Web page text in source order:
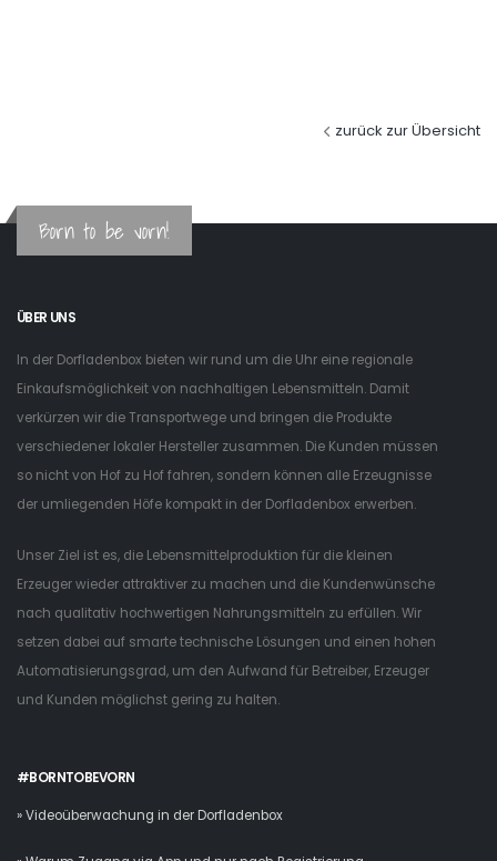
zurück zur Übersicht
Born to be vorn!
ÜBER UNS
In der Dorfladenbox bieten wir rund um die Uhr eine regionale
Einkaufsmöglichkeit von nachhaltigen Lebensmitteln. Damit
verkürzen wir die Transportwege und bringen die Produkte
verschiedener lokaler Hersteller zusammen. Die Kunden müssen
so nicht von Hof zu Hof fahren, sondern können alle Erzeugnisse
der umliegenden Höfe kompakt in der Dorfladenbox erwerben.
Unser Ziel ist es, die Lebensmittelproduktion für die kleinen
Erzeuger wieder attraktiver zu machen und die Kundenwünsche
nach qualitativ hochwertigen Nahrungsmitteln zu erfüllen. Wir
setzen dabei auf smarte technische Lösungen und einen hohen
Automatisierungsgrad, um den Aufwand für Betreiber, Erzeuger
und Kunden möglichst gering zu halten.
#BORNTOBEVORN
» Videoüberwachung in der Dorfladenbox